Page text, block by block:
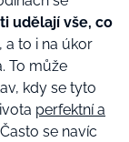
udělají vše, co
a to i na úkor
To může
kdy se tyto
perfektní a
se navíc